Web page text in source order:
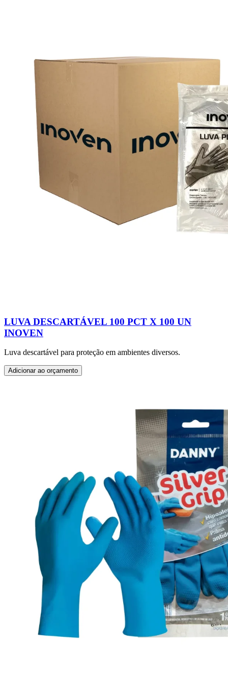
LUVA DESCARTÁVEL 100 PCT X 100 UN
INOVEN
Luva descartável para proteção em ambientes diversos.
Adicionar ao orçamento